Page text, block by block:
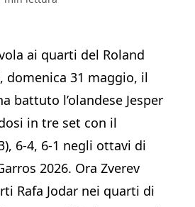
ai quarti del Roland
domenica 31 maggio, il
battuto l’olandese Jesper
in tre set con il
6-4, 6-1 negli ottavi di
2026. Ora Zverev
Rafa Jodar nei quarti di